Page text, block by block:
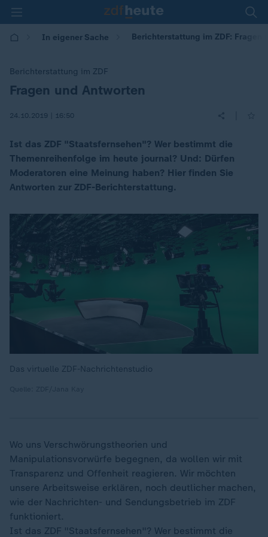
In eigener Sache Berichterstattung im ZDF: Fragen
Berichterstattung im ZDF
:Fragen und Antworten
24.10.2019 | 16:50
Ist das ZDF "Staatsfernsehen"? Wer bestimmt die
Themenreihenfolge im heute journal? Und: Dürfen
Moderatoren eine Meinung haben? Hier finden Sie
Antworten zur ZDF-Berichterstattung.
Das virtuelle ZDF-Nachrichtenstudio
Wo uns Verschwörungstheorien und
Manipulationsvorwürfe begegnen, da wollen wir mit
Transparenz und Offenheit reagieren. Wir möchten
unsere Arbeitsweise erklären, noch deutlicher machen,
wie der Nachrichten- und Sendungsbetrieb im ZDF
funktioniert.
Ist das ZDF "Staatsfernsehen"? Wer bestimmt die